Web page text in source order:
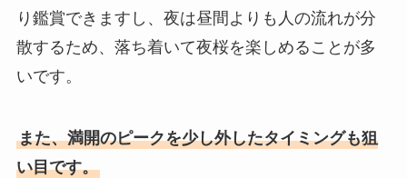
り鑑賞できますし、夜は昼間よりも人の流れが分
散するため、落ち着いて夜桜を楽しめることが多
いです。
また、満開のピークを少し外したタイミングも狙
い目です。